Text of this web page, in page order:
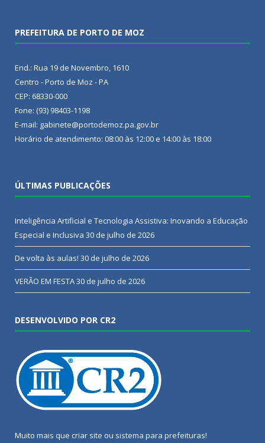
PREFEITURA DE PORTO DE MOZ
End.: Rua 19 de Novembro, 1610
Centro - Porto de Moz - PA
CEP: 68330-000
Fone: (93) 98403-1198
E-mail: gabinete@portodemoz.pa.gov.br
Horário de atendimento: 08:00 às 12:00 e 14:00 às 18:00
ÚLTIMAS PUBLICAÇÕES
Inteligência Artificial e Tecnologia Assistiva: Inovando a Educação
Especial e Inclusiva 30 de julho de 2026
De volta às aulas! 30 de julho de 2026
VERÃO EM FESTA30 de julho de 2026
DESENVOLVIDO POR CR2
Muito mais que criar site ou sistema para prefeituras!